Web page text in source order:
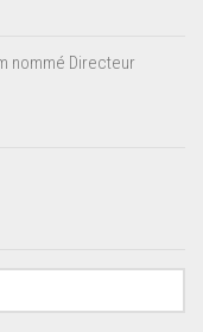
nommé Directeur